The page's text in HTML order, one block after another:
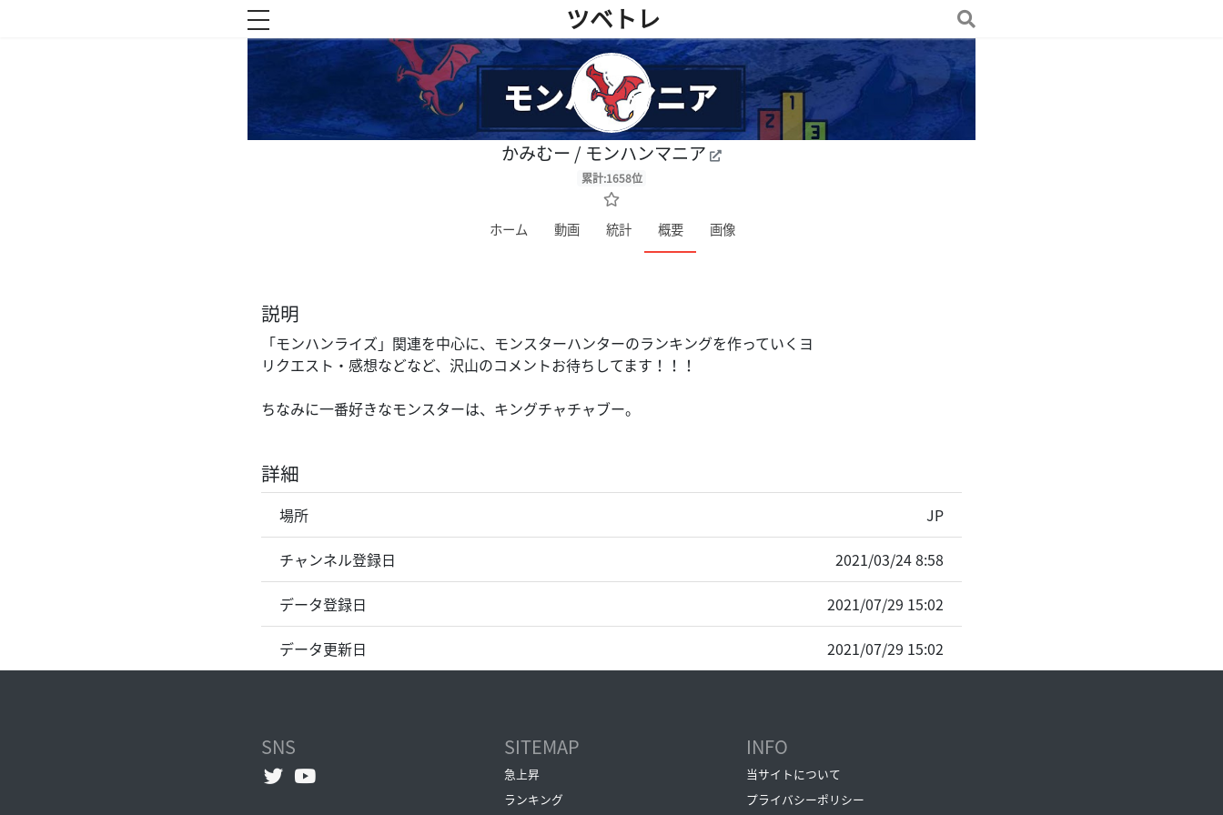
toggle navigation ツベトレ
かみむー / モンハンマニア
累計:1658位
ホーム 動画 統計 概要 画像
説明
「モンハンライズ」関連を中心に、モンスターハンターのランキングを作っていくヨ
リクエスト・感想などなど、沢山のコメントお待ちしてます！！！
ちなみに一番好きなモンスターは、キングチャチャブー。
詳細
場所 JP
チャンネル登録日 2021/03/24 8:58
データ登録日 2021/07/29 15:02
データ更新日 2021/07/29 15:02
SNS SITEMAP
急上昇
ランキング
INFO
当サイトについて
プライバシーポリシー